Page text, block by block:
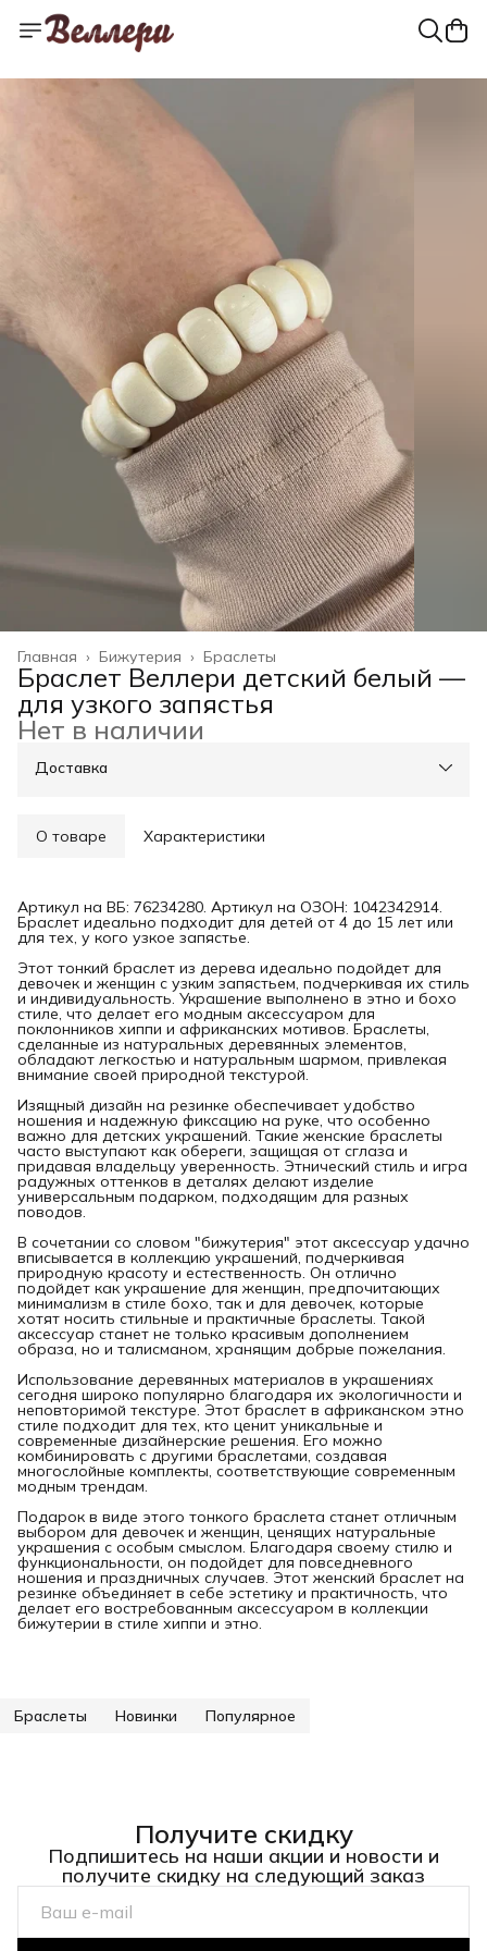
Браслеты
Бижутерия ›
Главная ›
Браслет Веллери детский белый —
для узкого запястья
Нет в наличии
Доставка
О товаре Характеристики
Артикул на ВБ: 76234280. Артикул на ОЗОН: 1042342914.
Браслет идеально подходит для детей от 4 до 15 лет или
для тех, у кого узкое запястье.
Этот тонкий браслет из дерева идеально подойдет для
девочек и женщин с узким запястьем, подчеркивая их стиль
и индивидуальность. Украшение выполнено в этно и бохо
стиле, что делает его модным аксессуаром для
поклонников хиппи и африканских мотивов. Браслеты,
сделанные из натуральных деревянных элементов,
обладают легкостью и натуральным шармом, привлекая
внимание своей природной текстурой.
Изящный дизайн на резинке обеспечивает удобство
ношения и надежную фиксацию на руке, что особенно
важно для детских украшений. Такие женские браслеты
часто выступают как обереги, защищая от сглаза и
придавая владельцу уверенность. Этнический стиль и игра
радужных оттенков в деталях делают изделие
универсальным подарком, подходящим для разных
поводов.
В сочетании со словом "бижутерия" этот аксессуар удачно
вписывается в коллекцию украшений, подчеркивая
природную красоту и естественность. Он отлично
подойдет как украшение для женщин, предпочитающих
минимализм в стиле бохо, так и для девочек, которые
хотят носить стильные и практичные браслеты. Такой
аксессуар станет не только красивым дополнением
образа, но и талисманом, хранящим добрые пожелания.
Использование деревянных материалов в украшениях
сегодня широко популярно благодаря их экологичности и
неповторимой текстуре. Этот браслет в африканском этно
стиле подходит для тех, кто ценит уникальные и
современные дизайнерские решения. Его можно
комбинировать с другими браслетами, создавая
многослойные комплекты, соответствующие современным
модным трендам.
Подарок в виде этого тонкого браслета станет отличным
выбором для девочек и женщин, ценящих натуральные
украшения с особым смыслом. Благодаря своему стилю и
функциональности, он подойдет для повседневного
ношения и праздничных случаев. Этот женский браслет на
резинке объединяет в себе эстетику и практичность, что
делает его востребованным аксессуаром в коллекции
бижутерии в стиле хиппи и этно.
Браслеты Новинки Популярное
Получите скидку
Подпишитесь на наши акции и новости и
получите скидку на следующий заказ